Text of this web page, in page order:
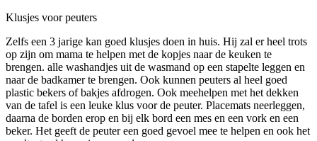
Klusjes voor peuters
Zelfs een 3 jarige kan goed klusjes doen in huis. Hij zal er heel trots
op zijn om mama te helpen met de kopjes naar de keuken te
brengen. alle washandjes uit de wasmand op een stapelte leggen en
naar de badkamer te brengen. Ook kunnen peuters al heel goed
plastic bekers of bakjes afdrogen. Ook meehelpen met het dekken
van de tafel is een leuke klus voor de peuter. Placemats neerleggen,
daarna de borden erop en bij elk bord een mes en een vork en een
beker. Het geeft de peuter een goed gevoel mee te helpen en ook het